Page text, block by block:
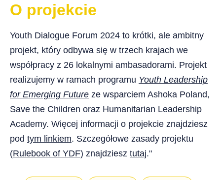
O projekcie
Youth Dialogue Forum 2024 to krótki, ale ambitny
projekt, który odbywa się w trzech krajach we
współpracy z 26 lokalnymi ambasadorami. Projekt
realizujemy w ramach programu Youth Leadership
for Emerging Future ze wsparciem Ashoka Poland,
Save the Children oraz Humanitarian Leadership
Academy. Więcej informacji o projekcie znajdziesz
pod tym linkiem. Szczegółowe zasady projektu
(Rulebook of YDF) znajdziesz tutaj."